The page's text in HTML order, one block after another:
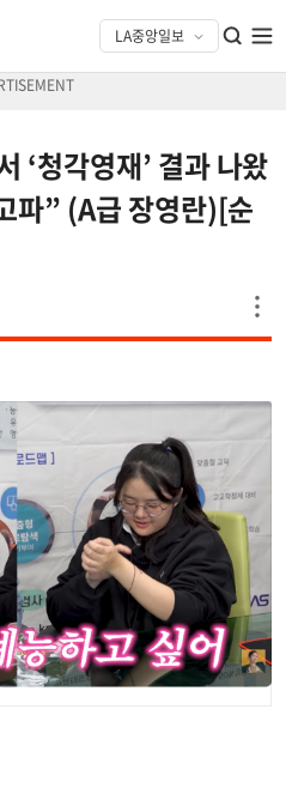
‘청각영재’ 결과 나왔
파” (A급 장영란)[순